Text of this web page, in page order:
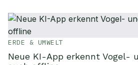
ERDE & UMWELT
Neue KI-App erkennt Vogel-